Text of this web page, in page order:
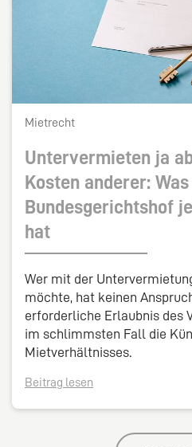
Mietrecht
Untervermieten ja
Kosten anderer:
Bundesgerichtshof
hat
Wer mit der
möchte, hat keinen
erforderliche Erlaubnis des
im schlimmsten Fall die
Mietverhältnisses.
Beitrag lesen